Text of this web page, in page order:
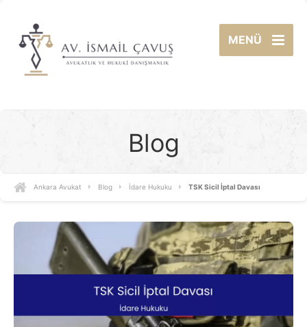
MENÜ
Blog
Ankara Avukat Blog İdare Hukuku TSK Sicil İptal Davası